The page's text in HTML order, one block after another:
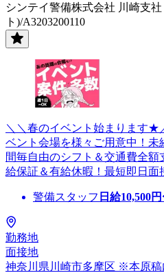
シンテイ警備株式会社 川崎支
ト)/A3203200110
＼＼春のイベント始まります★
ベント会場を様々ご用意中！未
間毎自由のシフト＆交通費全額
給保証＆有給休暇！最短即日面
警備スタッフ 日給10,500
勤務地
面接地
神奈川県川崎市多摩区 ※本原